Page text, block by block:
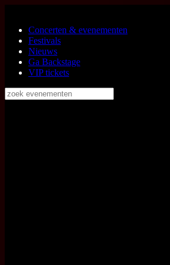
Concerten & evenementen
Festivals
Nieuws
Ga Backstage
VIP tickets
zoek evenementen